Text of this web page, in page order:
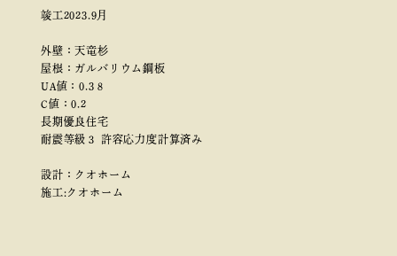
竣工2023.9月
外壁：天竜杉
屋根：ガルバリウム鋼板
UA値：0.3８
C値：0.2
長期優良住宅
耐震等級３ 許容応力度計算済み
設計：クオホーム
施工:クオホーム